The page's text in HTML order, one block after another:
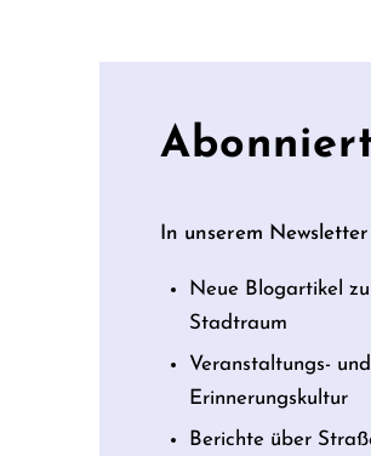
In unserem
Neue Blogartikel
Stadtraum
Veranstaltungs-
Erinnerungskultur
Berichte über